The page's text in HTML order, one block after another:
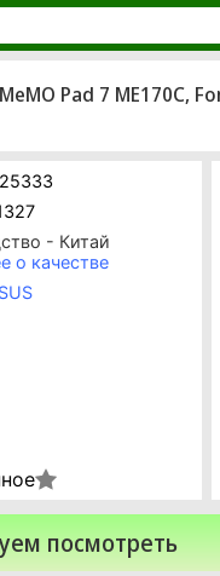
Pad 7 ME170C,
25333
- Китай
о качестве
посмотреть